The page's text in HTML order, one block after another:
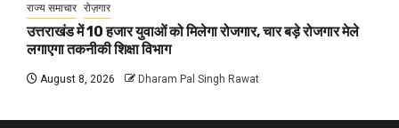
राज्य समाचार रोज़गार
उत्तराखंड में 10 हजार युवाओं को मिलेगा रोजगार, चार बड़े रोजगार मेले
लगाएगा तकनीकी शिक्षा विभाग
August 8, 2026 Dharam Pal Singh Rawat